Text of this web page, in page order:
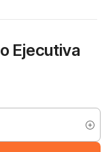
Ejecutiva